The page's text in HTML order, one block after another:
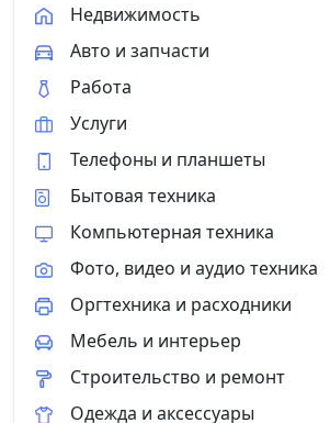
Недвижимость
Авто и запчасти
Работа
Услуги
Телефоны и планшеты
Бытовая техника
Компьютерная техника
Фото, видео и аудио техника
Оргтехника и расходники
Мебель и интерьер
Строительство и ремонт
Одежда и аксессуары